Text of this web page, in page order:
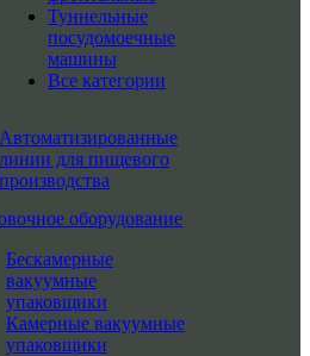
Туннельные
посудомоечные
машины
Все категории
Автоматизированные
линии для пищевого
производства
оборудование
Бескамерные
вакуумные
упаковщики
Камерные вакуумные
упаковщики